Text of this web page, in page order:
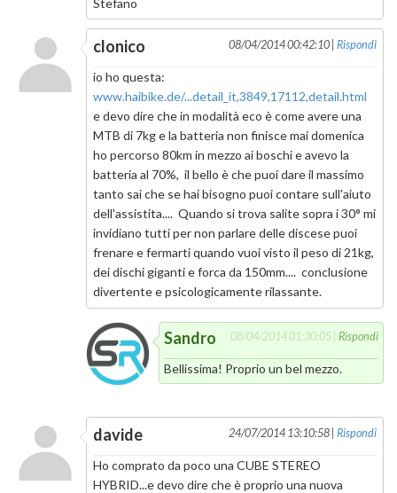
clonico 08/04/2014 00:42:10 |Rispondi
io ho questa:
www.haibike.de/...detail_it,3849,17112,detail.html
e devo dire che in modalità eco è come avere una
MTB di 7kg e la batteria non finisce mai domenica
ho percorso 80km in mezzo ai boschi e avevo la
batteria al 70%, il bello è che puoi dare il massimo
tanto sai che se hai bisogno puoi contare sull'aiuto
dell'assistita.... Quando si trova salite sopra i 30° mi
invidiano tutti per non parlare delle discese puoi
frenare e fermarti quando vuoi visto il peso di 21kg,
dei dischi giganti e forca da 150mm.... conclusione
divertente e psicologicamente rilassante.
Sandro 08/04/2014 01:30:05 | Rispondi
Bellissima! Proprio un bel mezzo.
davide 24/07/2014 13:10:58 | Rispondi
Ho comprato da poco una CUBE STEREO
HYBRID...e devo dire che è proprio una nuova